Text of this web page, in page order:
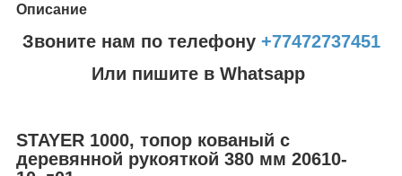
Описание
Звоните нам по телефону +77472737451
Или пишите в Whatsapp
STAYER 1000, топор кованый с
деревянной рукояткой 380 мм 20610-